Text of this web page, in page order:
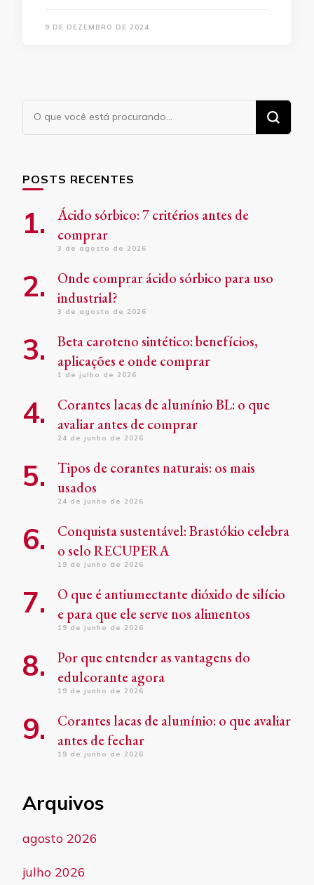
9 DE DEZEMBRO DE 2024
Procurando
algo?
POSTS RECENTES
Ácido sórbico: 7 critérios antes de
comprar
3 de agosto de 2026
Onde comprar ácido sórbico para uso
industrial?
3 de agosto de 2026
Beta caroteno sintético: benefícios,
aplicações e onde comprar
1 de julho de 2026
Corantes lacas de alumínio BL: o que
avaliar antes de comprar
24 de junho de 2026
Tipos de corantes naturais: os mais
usados
24 de junho de 2026
Conquista sustentável: Brastókio celebra
o selo RECUPERA
19 de junho de 2026
O que é antiumectante dióxido de silício
e para que ele serve nos alimentos
19 de junho de 2026
Por que entender as vantagens do
edulcorante agora
19 de junho de 2026
Corantes lacas de alumínio: o que avaliar
antes de fechar
19 de junho de 2026
Arquivos
agosto 2026
julho 2026